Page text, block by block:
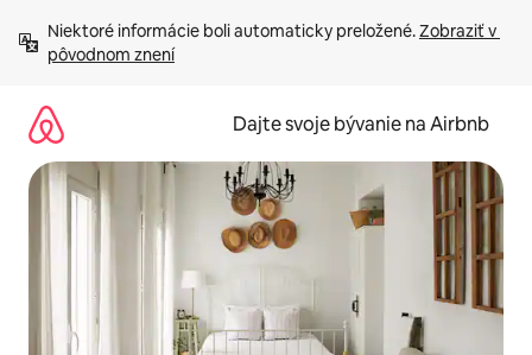
obsah.
Niektoré informácie boli automaticky preložené. Zobraziť v
pôvodnom znení
Dajte svoje bývanie na Airbnb